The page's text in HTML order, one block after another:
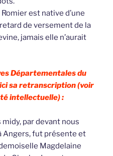
est native d’une
de versement de la
jamais elle n’aurait
Départementales du
sa retranscription (voir
intellectuelle) :
par devant nous
Angers, fut présente et
Magdelaine